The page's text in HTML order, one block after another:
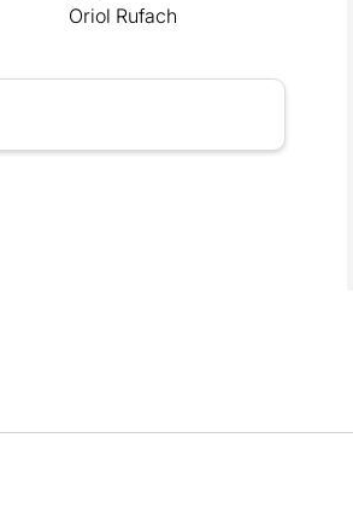
Oriol Rufach